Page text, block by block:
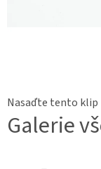
Nasaďte tento klip
Galerie